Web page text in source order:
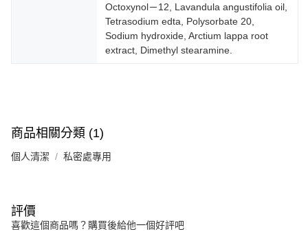
Octoxynol－12, Lavandula angustifolia oil,
Tetrasodium edta, Polysorbate 20,
Sodium hydroxide, Arctium lappa root
extract, Dimethyl stearamine.
商品相關分類 (1)
個人清潔 私密處專用
評價
喜歡這個商品嗎？購買後給他一個好評吧